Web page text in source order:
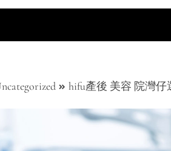
hifu產後 美容 院灣仔